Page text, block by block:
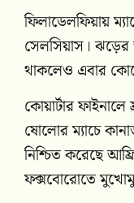
ফিলাডেলফিয়ায়
সেলসিয়াস।
থাকলেও এবার
কোয়ার্টার
ষোলোর ম্যাচে
নিশ্চিত করেছে
ফক্সবোরোতে